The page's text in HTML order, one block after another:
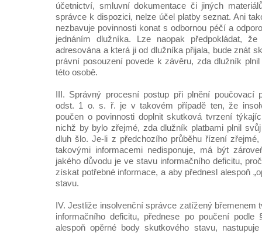
účetnictví, smluvní dokumentace či jiných
správce k dispozici, nelze účel platby seznat. Ani
nezbavuje povinnosti konat s odbornou péčí a
jednáním dlužníka. Lze naopak předpokládat,
adresována a která ji od dlužníka přijala, bude znát
právní posouzení povede k závěru, zda dlužník
této osobě.
III. Správný procesní postup při plnění poučovací
odst. 1 o. s. ř. je v takovém případě ten, že
poučen o povinnosti doplnit skutková tvrzení
nichž by bylo zřejmé, zda dlužník platbami plnil
dluh šlo. Je-li z předchozího průběhu řízení
takovými informacemi nedisponuje, má být
jakého důvodu je ve stavu informačního deficitu,
získat potřebné informace, a aby přednesl alespoň
stavu.
IV. Jestliže insolvenční správce zatížený břemenem
informačního deficitu, přednese po poučení
alespoň opěrné body skutkového stavu,